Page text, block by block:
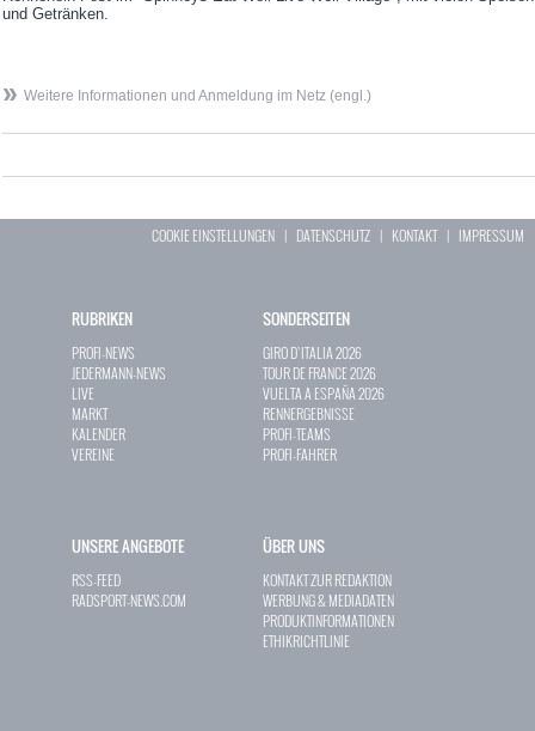
und Getränken.
Weitere Informationen und Anmeldung im Netz (engl.)
COOKIE EINSTELLUNGEN | DATENSCHUTZ | KONTAKT| IMPRESSUM
RUBRIKEN
PROFI-NEWS
JEDERMANN-NEWS
LIVE
MARKT
KALENDER
VEREINE
SONDERSEITEN
GIRO D`ITALIA 2026
TOUR DE FRANCE 2026
VUELTA A ESPAÑA 2026
RENNERGEBNISSE
PROFI-TEAMS
PROFI-FAHRER
UNSERE ANGEBOTE
RSS-FEED
RADSPORT-NEWS.COM
ÜBER UNS
KONTAKT ZUR REDAKTION
WERBUNG & MEDIADATEN
PRODUKTINFORMATIONEN
ETHIKRICHTLINIE